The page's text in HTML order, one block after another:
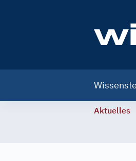
navigation
Aktuelles